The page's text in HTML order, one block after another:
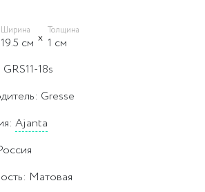
Ширина
19.5 cм
Толщина
1 cм
18s
Gresse
Ajanta
Матовая